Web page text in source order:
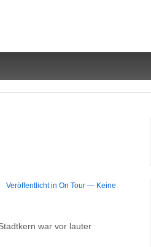
Veröffentlicht inOn Tour — Keine
war vor lauter